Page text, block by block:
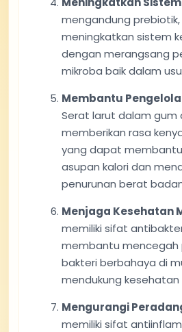
mengandung
meningkatkan sistem
dengan merangsang
mikroba baik dalam
Membantu
Serat larut dalam gum
memberikan rasa
yang dapat
asupan kalori dan
penurunan berat
Menjaga Kesehatan
memiliki sifat
membantu mencegah
bakteri berbahaya di
mendukung kesehatan
Mengurangi
memiliki sifat